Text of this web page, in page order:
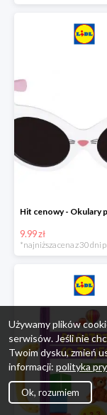
9.99 zł
Używamy plików
serwisów. Jeśli nie
Twoim dysku, zmień
informacji: polityka
Ok, rozumiem